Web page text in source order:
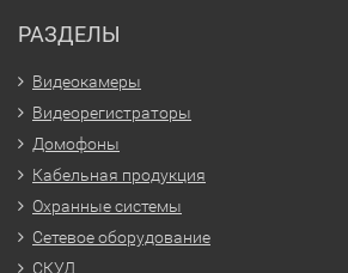
РАЗДЕЛЫ
Видеокамеры
Видеорегистраторы
Домофоны
Кабельная продукция
Охранные системы
Сетевое оборудование
СКУД